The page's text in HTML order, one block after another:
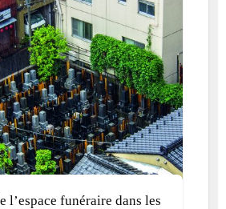
l’espace funéraire dans les